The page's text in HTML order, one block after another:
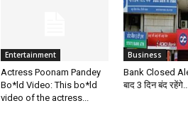
Entertainment
Actress Poonam Pandey
Bo*ld Video: This bo*ld
video of the actress...
Business
Bank Closed
बाद 3 दिन बंद